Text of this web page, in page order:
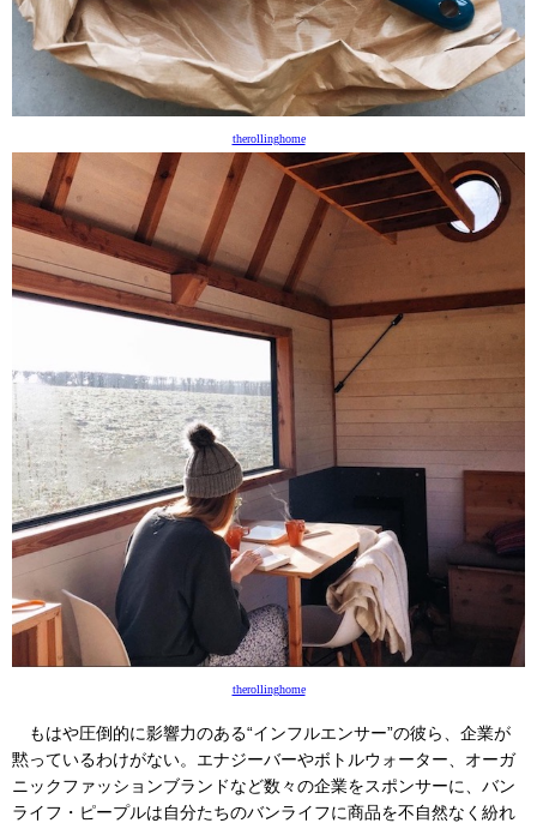
therollinghome
therollinghome
もはや圧倒的に影響力のある“インフルエンサー”の彼ら、企業が
黙っているわけがない。エナジーバーやボトルウォーター、オーガ
ニックファッションブランドなど数々の企業をスポンサーに、バン
ライフ・ピープルは自分たちのバンライフに商品を不自然なく紛れ